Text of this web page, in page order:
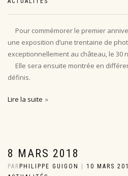
Pour commémorer le premier
une exposition d’une trentaine de
exceptionnellement au château, le 30
Elle sera ensuite montrée en
définis.
Lire la suite
8 MARS 2018
PAR PHILIPPE GUIGON 10 MARS